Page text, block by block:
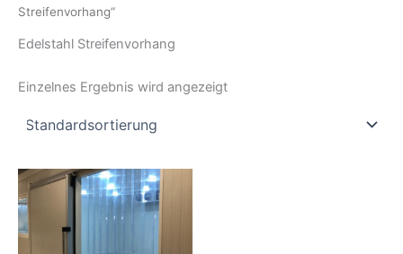
Streifenvorhang“
Edelstahl Streifenvorhang
Einzelnes Ergebnis wird angezeigt